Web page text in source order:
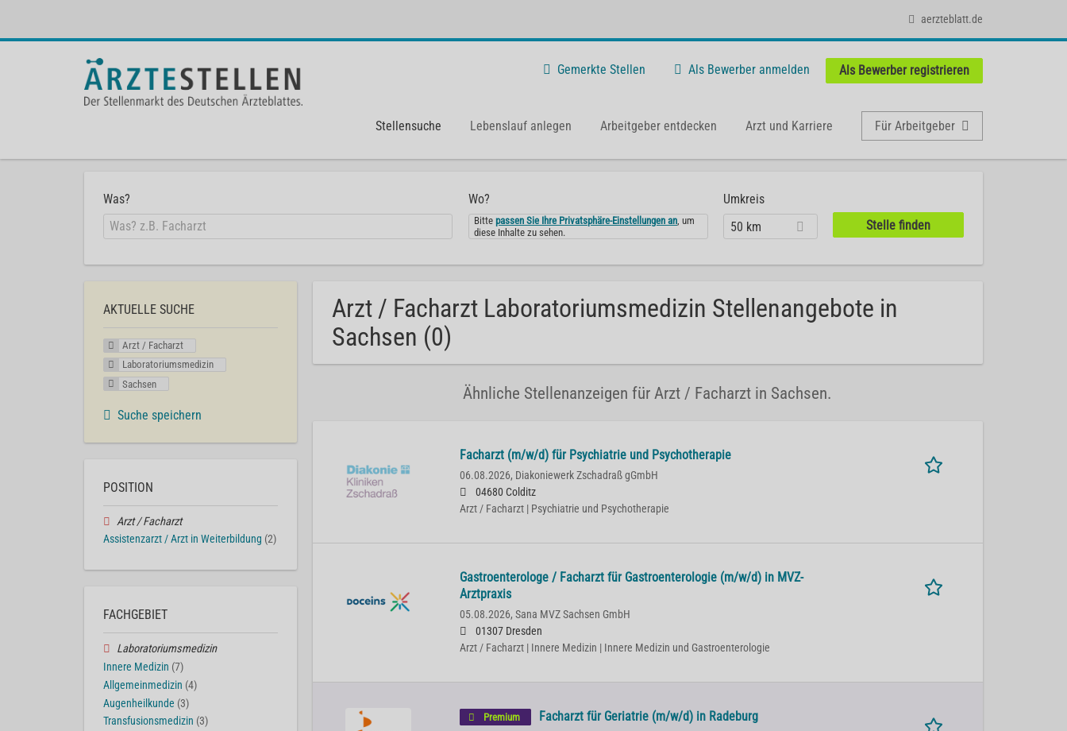
aerzteblatt.de
Gemerkte Stellen Als Bewerber anmelden Als Bewerber registrieren
Stellensuche Lebenslauf anlegen Arbeitgeber entdecken Arzt und Karriere Für Arbeitgeber
Was? Wo?
Bittepassen Sie Ihre Privatsphäre-Einstellungen an, um
diese Inhalte zu sehen.
Umkreis
50 km
Arzt / Facharzt Laboratoriumsmedizin Stellenangebote in
Sachsen (0)
Ähnliche Stellenanzeigen für Arzt / Facharzt in Sachsen.
Facharzt (m/w/d) für Psychiatrie und Psychotherapie
06.08.2026, Diakoniewerk Zschadraß gGmbH
04680 Colditz
Arzt / Facharzt | Psychiatrie und Psychotherapie
Gastroenterologe / Facharzt für Gastroenterologie (m/w/d) in MVZ-
Arztpraxis
05.08.2026, Sana MVZ Sachsen GmbH
01307 Dresden
Arzt / Facharzt | Innere Medizin | Innere Medizin und Gastroenterologie
Premium Facharzt für Geriatrie (m/w/d) in Radeburg
AKTUELLE SUCHE
Arzt / Facharzt
Laboratoriumsmedizin
Sachsen
Suche speichern
POSITION
Arzt / Facharzt
Assistenzarzt / Arzt in Weiterbildung (2)
FACHGEBIET
Laboratoriumsmedizin
Innere Medizin (7)
Allgemeinmedizin (4)
Augenheilkunde (3)
Transfusionsmedizin (3)